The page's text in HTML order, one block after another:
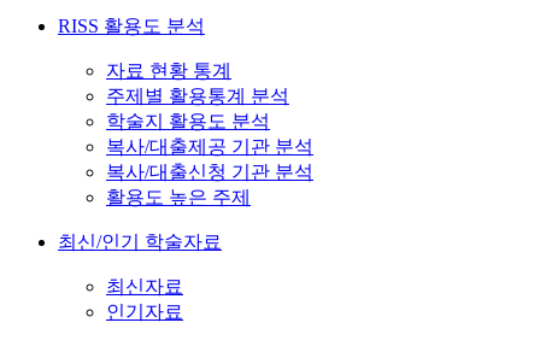
RISS 활용도 분석
자료 현황 통계
주제별 활용통계 분석
학술지 활용도 분석
복사/대출제공 기관 분석
복사/대출신청 기관 분석
활용도 높은 주제
최신/인기 학술자료
최신자료
인기자료